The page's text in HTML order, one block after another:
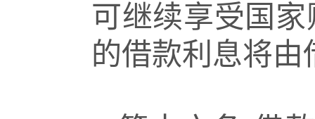
可继续享受国
的借款利息将由